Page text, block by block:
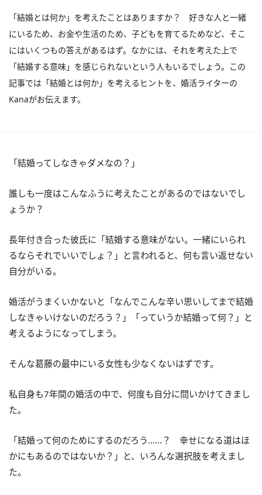
「結婚とは何か」を考えたことはありますか？ 好きな人と一緒
にいるため、お金や生活のため、子どもを育てるためなど、そこ
にはいくつもの答えがあるはず。なかには、それを考えた上で
「結婚する意味」を感じられないという人もいるでしょう。この
記事では「結婚とは何か」を考えるヒントを、婚活ライターの
Kanaがお伝えます。
「結婚ってしなきゃダメなの？」
誰しも一度はこんなふうに考えたことがあるのではないでし
ょうか？
長年付き合った彼氏に「結婚する意味がない。一緒にいられ
るならそれでいいでしょ？」と言われると、何も言い返せない
自分がいる。
婚活がうまくいかないと「なんでこんな辛い思いしてまで結婚
しなきゃいけないのだろう？」「っていうか結婚って何？」と
考えるようになってしまう。
そんな葛藤の最中にいる女性も少なくないはずです。
私自身も7年間の婚活の中で、何度も自分に問いかけてきまし
た。
「結婚って何のためにするのだろう……？ 幸せになる道はほ
かにもあるのではないか？」と、いろんな選択肢を考えまし
た。